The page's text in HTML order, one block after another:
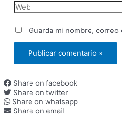
Web
Guarda mi nombre,
Share on facebook
Share on twitter
Share on whatsapp
Share on email